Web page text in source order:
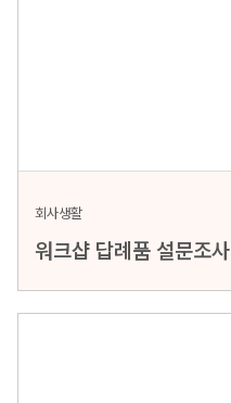
회사생활
워크샵 답례품 설문조사